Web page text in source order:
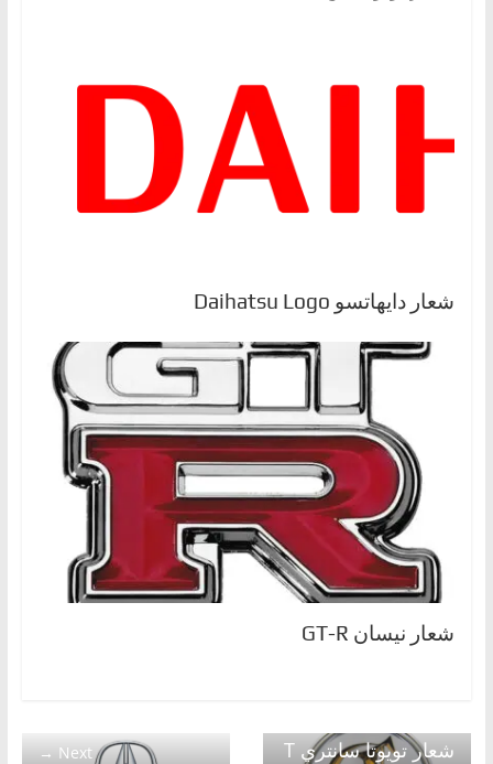
شعار دايهاتسو Daihatsu Logo
شعار نيسان GT-R
شعار تويوتا سانتري T
Next →